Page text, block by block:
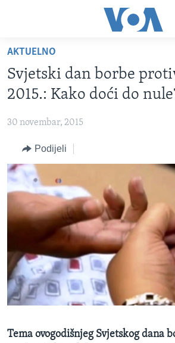
glavni
sadržaj
Pređi
na
glavnu
na
pretragu
TV PROGRAM
VIDEO
VIJESTI
SJEDINJENE AMERIČKE DRŽAVE
BOSNA I HERCEGOVINA
SVIJET
NAUKA I TEHNOLOGIJA
SPECIJALNI PROJEKTI
KORUPCIJA
SLOBODA MEDIJA
ŽENSKA STRANA
IZBJEGLIČKA STRANA
MAGAZIN
O GLASU AMERIKE
Learning English
AKTUELNO
Svjetski dan borbe
2015.: Kako doći do
30 novembar, 2015
Podijeli
Tema ovogodišnjeg Svjetskog dana